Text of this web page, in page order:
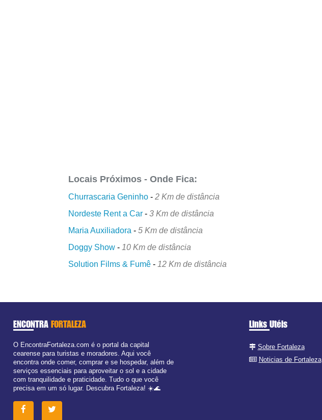
Locais Próximos - Onde Fica:
Churrascaria Geninho -2 Km de distância
Nordeste Rent a Car -3 Km de distância
Maria Auxiliadora -5 Km de distância
Doggy Show - 10 Km de distância
Solution Films & Fumê - 12 Km de distância
ENCONTRA FORTALEZA
O EncontraFortaleza.com é o portal da capital
cearense para turistas e moradores. Aqui você
encontra onde comer, comprar e se hospedar, além de
serviços essenciais para aproveitar o sol e a cidade
com tranquilidade e praticidade. Tudo o que você
precisa em um só lugar. Descubra Fortaleza! ☀️🌊
Links Utéis
Sobre Fortaleza
Noticias de Fortaleza